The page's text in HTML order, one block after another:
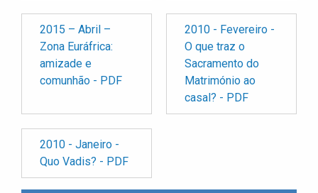
2015 – Abril –
Zona Euráfrica:
amizade e
comunhão - PDF
2010 - Fevereiro -
O que traz o
Sacramento do
Matrimónio ao
casal? - PDF
2010 - Janeiro -
Quo Vadis? - PDF